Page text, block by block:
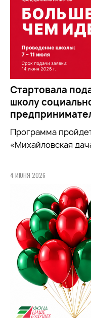
Стартовала
школу
Программа
«Михайловская
4 ИЮНЯ 2026